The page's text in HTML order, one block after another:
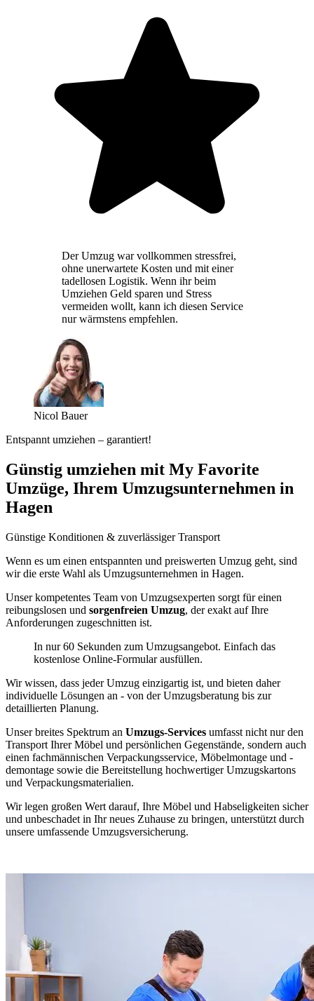
Der Umzug war vollkommen stressfrei,
ohne unerwartete Kosten und mit einer
tadellosen Logistik. Wenn ihr beim
Umziehen Geld sparen und Stress
vermeiden wollt, kann ich diesen Service
nur wärmstens empfehlen.
Nicol Bauer
Entspannt umziehen – garantiert!
Günstig umziehen mit My Favorite
Umzüge, Ihrem Umzugsunternehmen in
Hagen
Günstige Konditionen & zuverlässiger Transport
Wenn es um einen entspannten und preiswerten Umzug geht, sind
wir die erste Wahl als Umzugsunternehmen in Hagen.
Unser kompetentes Team von Umzugsexperten sorgt für einen
reibungslosen und sorgenfreien Umzug, der exakt auf Ihre
Anforderungen zugeschnitten ist.
In nur 60 Sekunden zum Umzugsangebot. Einfach das
kostenlose Online-Formular ausfüllen.
Wir wissen, dass jeder Umzug einzigartig ist, und bieten daher
individuelle Lösungen an - von der Umzugsberatung bis zur
detaillierten Planung.
Unser breites Spektrum an Umzugs-Services umfasst nicht nur den
Transport Ihrer Möbel und persönlichen Gegenstände, sondern auch
einen fachmännischen Verpackungsservice, Möbelmontage und -
demontage sowie die Bereitstellung hochwertiger Umzugskartons
und Verpackungsmaterialien.
Wir legen großen Wert darauf, Ihre Möbel und Habseligkeiten sicher
und unbeschadet in Ihr neues Zuhause zu bringen, unterstützt durch
unsere umfassende Umzugsversicherung.